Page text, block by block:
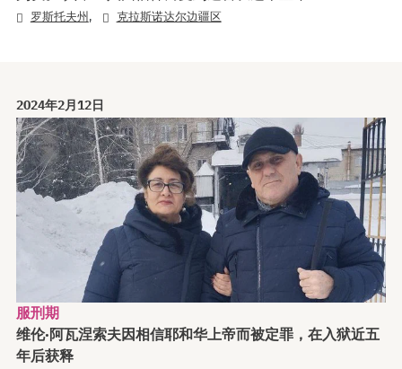
罗斯托夫州, 克拉斯诺达尔边疆区
2024年2月12日
服刑期
维伦·阿瓦涅索夫因相信耶和华上帝而被定罪，在入狱近五
年后获释